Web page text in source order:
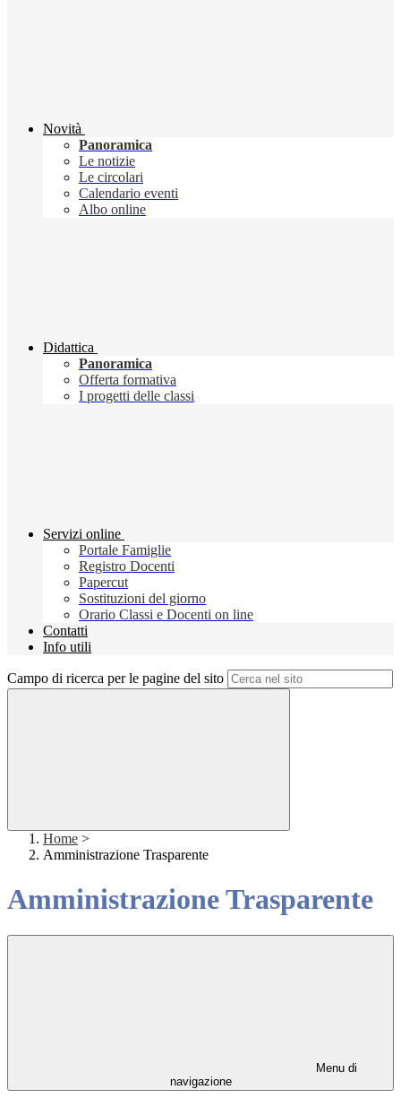
Novità
Panoramica
Le notizie
Le circolari
Calendario eventi
Albo online
Didattica
Panoramica
Offerta formativa
I progetti delle classi
Servizi online
Portale Famiglie
Registro Docenti
Papercut
Sostituzioni del giorno
Orario Classi e Docenti on line
Contatti
Info utili
Campo di ricerca per le pagine del sito
Home >
Amministrazione Trasparente
Amministrazione Trasparente
Menu di
navigazione